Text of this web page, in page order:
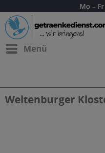
Mo –
Menü
Weltenburger